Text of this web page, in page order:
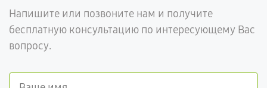
Напишите или позвоните нам и получите
бесплатную консультацию по интересующему Вас
вопросу.